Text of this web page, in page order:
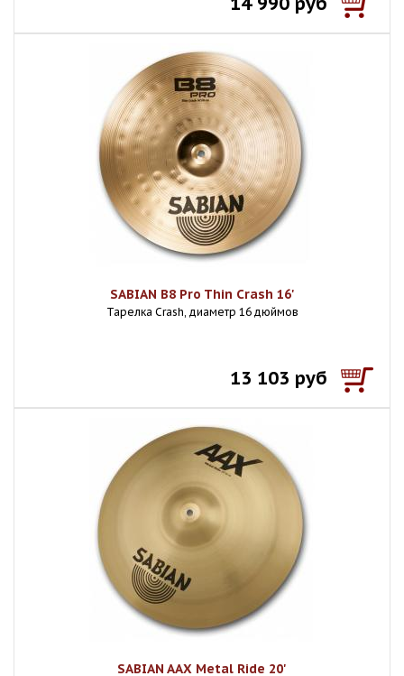
SABIAN B8 Pro Thin Crash 16'
Тарелка Crash, диаметр 16 дюймов
13 103 руб
SABIAN AAX Metal Ride 20'